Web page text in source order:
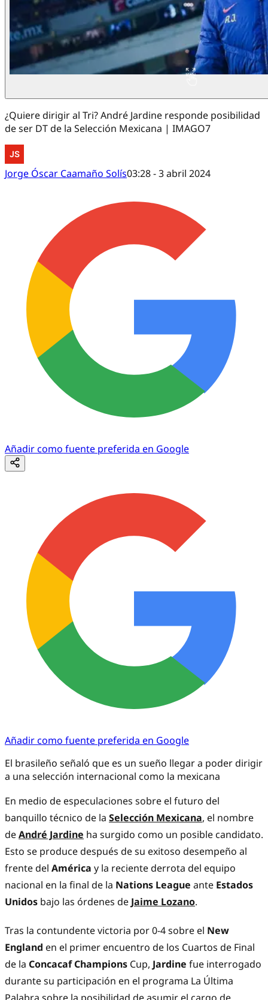
¿Quiere dirigir al Tri? André Jardine responde posibilidad
de ser DT de la Selección Mexicana | IMAGO7
Jorge Óscar Caamaño Solís03:28 - 3 abril 2024
Añadir como fuente preferida en Google
Añadir como fuente preferida en Google
El brasileño señaló que es un sueño llegar a poder dirigir
a una selección internacional como la mexicana
En medio de especulaciones sobre el futuro del
banquillo técnico de la Selección Mexicana, el nombre
deAndré Jardine ha surgido como un posible candidato.
Esto se produce después de su exitoso desempeño al
frente del América y la reciente derrota del equipo
nacional en la final de la Nations League ante Estados
Unidos bajo las órdenes de Jaime Lozano.
Tras la contundente victoria por 0-4 sobre el New
England en el primer encuentro de los Cuartos de Final
de la Concacaf Champions Cup, Jardine fue interrogado
durante su participación en el programa La Última